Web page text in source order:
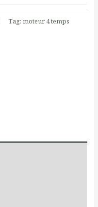
Tag:moteur 4 temps